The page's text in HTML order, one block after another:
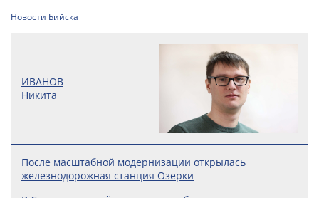
Новости Бийска
ИВАНОВ
Никита
После масштабной модернизации открылась
железнодорожная станция Озерки